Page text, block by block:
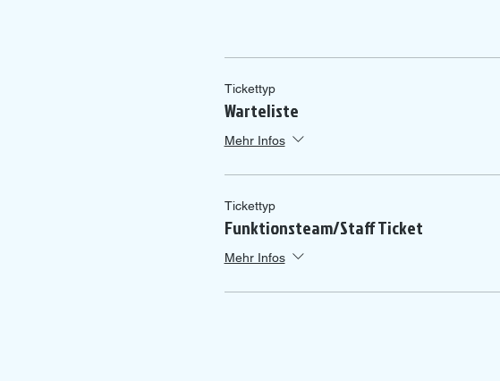
Tickettyp
Warteliste
Mehr Infos
Tickettyp
Funktionsteam/Staff Ticket
Mehr Infos